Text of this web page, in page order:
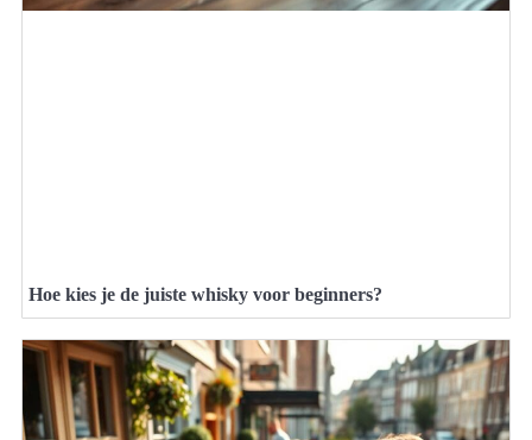
Hoe kies je de juiste whisky voor beginners?